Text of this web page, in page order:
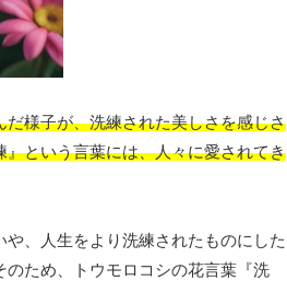
様子が、洗練された美しさを感じさ
という言葉には、人々に愛されてき
、人生をより洗練されたものにした
ため、トウモロコシの花言葉『洗